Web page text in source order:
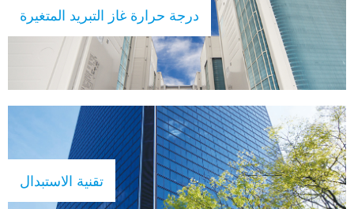
درجة حرارة غاز التبريد المتغيرة
تقنية الاستبدال